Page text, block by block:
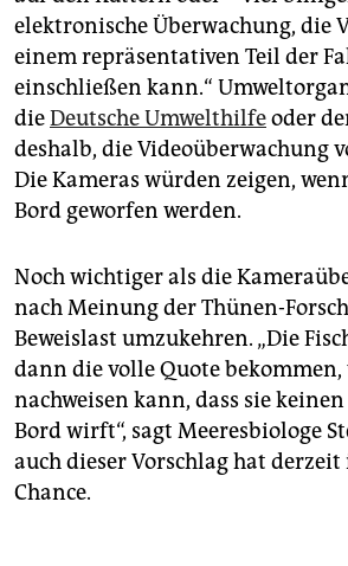
elektronische Überwachung, die
einem repräsentativen Teil der
einschließen kann.“
dieDeutsche Umwelthilfeoder
deshalb, die Videoüberwachung
Die Kameras würden zeigen,
Bord geworfen werden.
Noch wichtiger als die
nach Meinung der Thünen-
Beweislast umzukehren. „Die
dann die volle Quote bekommen,
nachweisen kann, dass sie
Bord wirft“, sagt Meeresbiologe
auch dieser Vorschlag hat
Chance.